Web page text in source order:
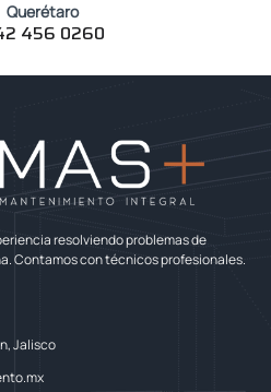
Querétaro
456 0260
resolviendo problemas de
Contamos con técnicos profesionales.
Jalisco